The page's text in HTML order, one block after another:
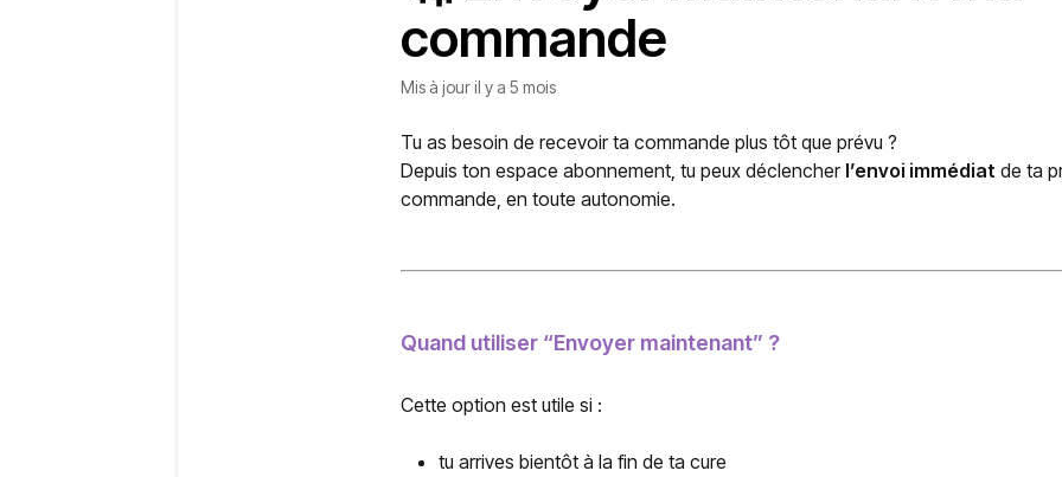
commande
Mis à jour il y a 5 mois
Tu as besoin de recevoir ta commande plus tôt que prévu ?
Depuis ton espace abonnement, tu peux déclencher l’envoi immédiat de ta
commande, en toute autonomie.
Quand utiliser “Envoyer maintenant” ?
Cette option est utile si :
tu arrives bientôt à la fin de ta cure